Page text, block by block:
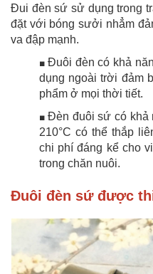
Đui đèn sứ sử dụng trong
đặt với bóng sưởi nhẳm
va đập mạnh.
■Đuôi đèn có khả
dụng ngoài trời đảm
phẩm ở mọi thời tiết.
■Đèn đuôi sứ có khả
210°C có thể thắp
chi phí đáng kể cho
trong chăn nuôi.
Đuôi đèn sứ được